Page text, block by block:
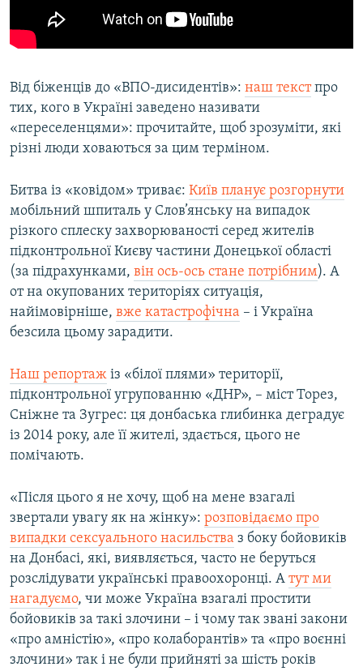
Від біженців до «ВПО-дисидентів»: наш текстпро
тих, кого в Україні заведено називати
«переселенцями»: прочитайте, щоб зрозуміти, які
різні люди ховаються за цим терміном.
Битва із «ковідом» триває: Київ планує розгорнути
мобільний шпиталь у Слов’янську на випадок
різкого сплеску захворюваності серед жителів
підконтрольної Києву частини Донецької області
(за підрахунками, він ось-ось стане потрібним). А
от на окупованих територіях ситуація,
найімовірніше, вже катастрофічна – і Україна
безсила цьому зарадити.
Наш репортаж із «білої плями» території,
підконтрольної угрупованню «ДНР», – міст Торез,
Сніжне та Зугрес: ця донбаська глибинка деградує
із 2014 року, але її жителі, здається, цього не
помічають.
«Після цього я не хочу, щоб на мене взагалі
звертали увагу як на жінку»​: розповідаємо про
випадки сексуального насильства з боку бойовиків
на Донбасі, які, виявляється, часто не беруться
розслідувати українські правоохоронці. А тут ми
нагадуємо, чи може Україна взагалі простити
бойовиків за такі злочини – і чому так звані закони
«про амністію», «про колаборантів» та «про воєнні
злочини» так і не були прийняті за шість років